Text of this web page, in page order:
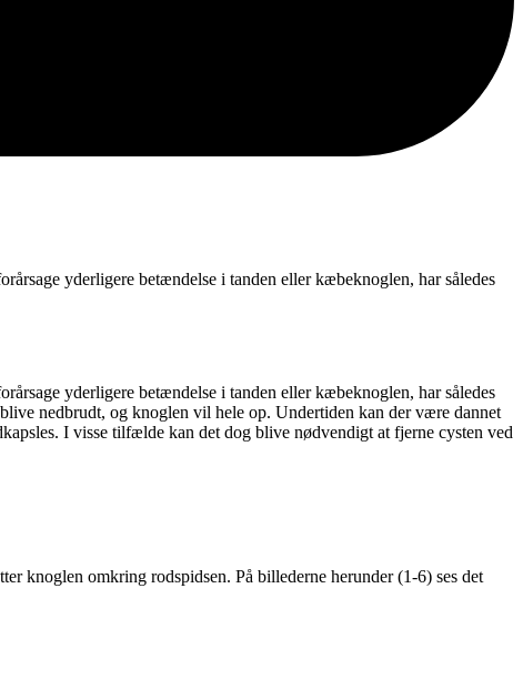
yderligere betændelse i tanden eller kæbeknoglen, har således
yderligere betændelse i tanden eller kæbeknoglen, har således
nedbrudt, og knoglen vil hele op. Undertiden kan der være dannet
I visse tilfælde kan det dog blive nødvendigt at fjerne cysten ved
knoglen omkring rodspidsen. På billederne herunder (1-6) ses det